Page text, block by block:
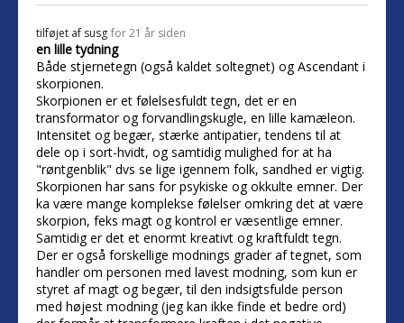
tilføjet af susg for 21 år siden
en lille tydning
Både stjernetegn (også kaldet soltegnet) og Ascendant i
skorpionen.
Skorpionen er et følelsesfuldt tegn, det er en
transformator og forvandlingskugle, en lille kamæleon.
Intensitet og begær, stærke antipatier, tendens til at
dele op i sort-hvidt, og samtidig mulighed for at ha
"røntgenblik" dvs se lige igennem folk, sandhed er vigtig.
Skorpionen har sans for psykiske og okkulte emner. Der
ka være mange komplekse følelser omkring det at være
skorpion, feks magt og kontrol er væsentlige emner.
Samtidig er det et enormt kreativt og kraftfuldt tegn.
Der er også forskellige modnings grader af tegnet, som
handler om personen med lavest modning, som kun er
styret af magt og begær, til den indsigtsfulde person
med højest modning (jeg kan ikke finde et bedre ord)